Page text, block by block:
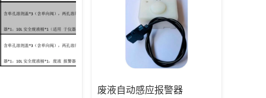
废液自动感应报警器